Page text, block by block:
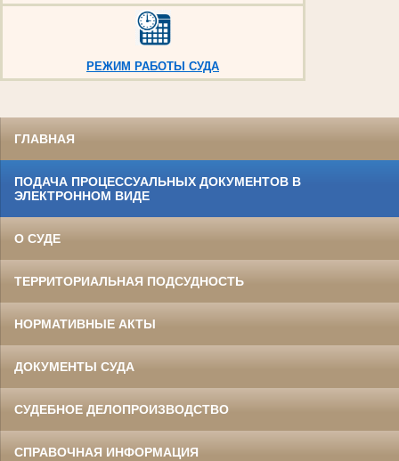
РЕЖИМ РАБОТЫ СУДА
ГЛАВНАЯ
ПОДАЧА ПРОЦЕССУАЛЬНЫХ ДОКУМЕНТОВ В
ЭЛЕКТРОННОМ ВИДЕ
О СУДЕ
ТЕРРИТОРИАЛЬНАЯ ПОДСУДНОСТЬ
НОРМАТИВНЫЕ АКТЫ
ДОКУМЕНТЫ СУДА
СУДЕБНОЕ ДЕЛОПРОИЗВОДСТВО
СПРАВОЧНАЯ ИНФОРМАЦИЯ